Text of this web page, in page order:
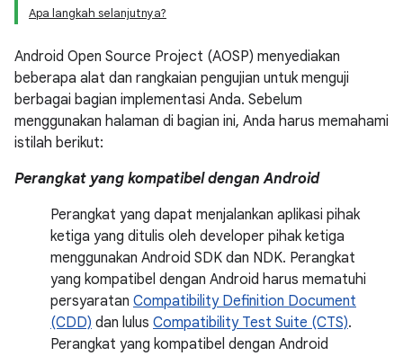
Apa langkah selanjutnya?
Android Open Source Project (AOSP) menyediakan
beberapa alat dan rangkaian pengujian untuk menguji
berbagai bagian implementasi Anda. Sebelum
menggunakan halaman di bagian ini, Anda harus memahami
istilah berikut:
Perangkat yang kompatibel dengan Android
Perangkat yang dapat menjalankan aplikasi pihak
ketiga yang ditulis oleh developer pihak ketiga
menggunakan Android SDK dan NDK. Perangkat
yang kompatibel dengan Android harus mematuhi
persyaratan Compatibility Definition Document
(CDD) dan lulus Compatibility Test Suite (CTS).
Perangkat yang kompatibel dengan Android